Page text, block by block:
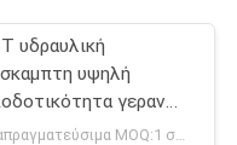
υδραυλική
υψηλή
γερανών
θαλάσσια
Διαπραγματεύσιμα MOQ:1 σύνολο